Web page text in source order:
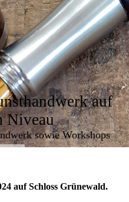
auf
Niveau
sowie Workshops
auf Schloss Grünewald.